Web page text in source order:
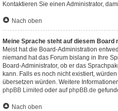
Kontaktieren Sie einen Administrator,
Nach oben
Meine Sprache steht auf diesem Board
Meist hat die Board-Administration
niemand hat das Forum bislang in Ihre
Board-Administrator, ob er das
kann. Falls es noch nicht existiert,
übersetzen würden. Weitere
phpBB Limited oder aufphpBB.de
Nach oben